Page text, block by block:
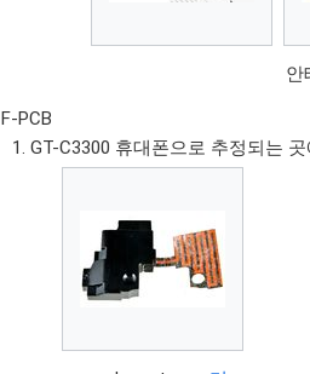
안
F-PCB
GT-C3300 휴대폰으로 추정되는